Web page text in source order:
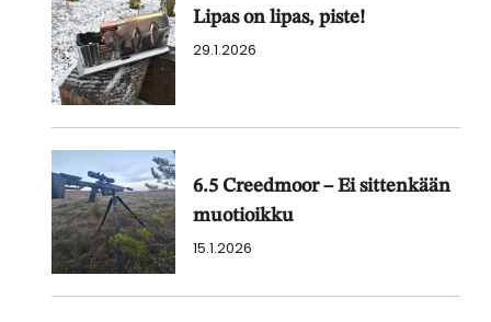
Lipas on lipas, piste!
29.1.2026
6.5 Creedmoor – Ei sittenkään
muotioikku
15.1.2026